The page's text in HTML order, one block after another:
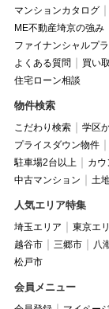
マンションカタログ
ME不動産埼京の強み
ファイナンシャルプ
よくある質問
買い
住宅ローン相談
物件検索
こだわり検索 学区
プライスダウン物件
駐車場2台以上
カウ
中古マンション
土
人気エリア特集
埼玉エリア 東京エ
越谷市
三郷市 八
松戸市
会員メニュー